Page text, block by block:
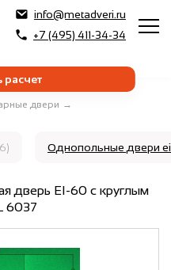
info@metadveri.ru
+7 (495) 411-34-34
расчет
двери →
Однопольные двери
дверь EI-60 с круглым
6037